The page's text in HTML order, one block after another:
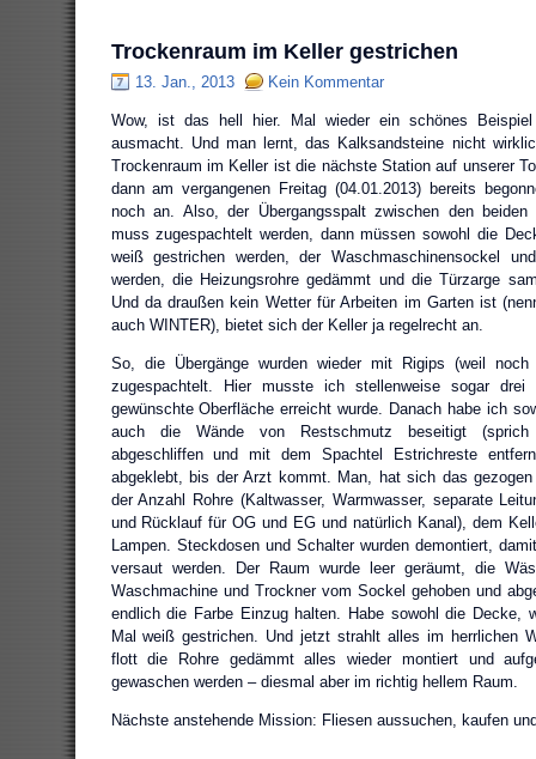
Trockenraum im Keller gestrichen
13. Jan., 2013 Kein Kommentar
Wow, ist das hell hier. Mal wieder ein schönes
ausmacht. Und man lernt, das Kalksandsteine nicht
Trockenraum im Keller ist die nächste Station auf unserer
dann am vergangenen Freitag (04.01.2013) bereits
noch an. Also, der Übergangsspalt zwischen den beiden
muss zugespachtelt werden, dann müssen sowohl die
weiß gestrichen werden, der Waschmaschinensockel
werden, die Heizungsrohre gedämmt und die Türzarge
Und da draußen kein Wetter für Arbeiten im Garten ist
auch WINTER), bietet sich der Keller ja regelrecht an.
So, die Übergänge wurden wieder mit Rigips (weil noch
zugespachtelt. Hier musste ich stellenweise sogar
gewünschte Oberfläche erreicht wurde. Danach habe ich
auch die Wände von Restschmutz beseitigt (sprich
abgeschliffen und mit dem Spachtel Estrichreste
abgeklebt, bis der Arzt kommt. Man, hat sich das
der Anzahl Rohre (Kaltwasser, Warmwasser, separate
und Rücklauf für OG und EG und natürlich Kanal), dem
Lampen. Steckdosen und Schalter wurden demontiert,
versaut werden. Der Raum wurde leer geräumt, die
Waschmachine und Trockner vom Sockel gehoben und
endlich die Farbe Einzug halten. Habe sowohl die Decke,
Mal weiß gestrichen. Und jetzt strahlt alles im herrlichen
flott die Rohre gedämmt alles wieder montiert und
gewaschen werden – diesmal aber im richtig hellem Raum.
Nächste anstehende Mission: Fliesen aussuchen, kaufen